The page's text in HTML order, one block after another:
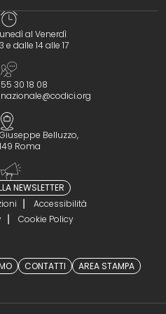
al Venerdì
e dalle 14 alle 17
55 30 18 08
Giuseppe Belluzzo,
Roma
NEWSLETTER
Accessibilità
Cookie Policy
CONTATTI AREA STAMPA